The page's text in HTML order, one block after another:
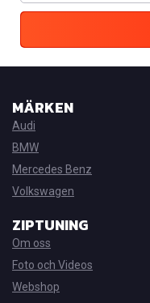
MÄRKEN
Audi
BMW
Mercedes Benz
Volkswagen
ZIPTUNING
Om oss
Foto och Videos
Webshop